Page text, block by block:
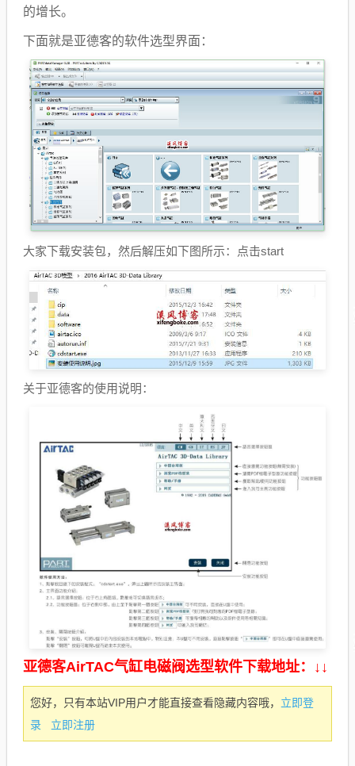
的增长。
下面就是亚德客的软件选型界面：
大家下载安装包，然后解压如下图所示：点击start
关于亚德客的使用说明：
亚德客AirTAC气缸电磁阀选型软件下载地址：↓↓
您好，只有本站VIP用户才能直接查看隐藏内容哦， 立即登
录
立即注册